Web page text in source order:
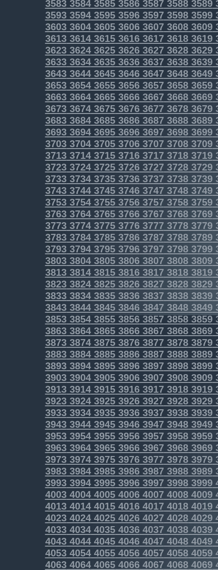
3583358435853586358735883589
3593359435953596359735983599
3603360436053606360736083609
3613361436153616361736183619
3623362436253626362736283629
3633363436353636363736383639
3643364436453646364736483649
3653365436553656365736583659
3663366436653666366736683669
3673367436753676367736783679
3683368436853686368736883689
3693369436953696369736983699
3703370437053706370737083709
3713371437153716371737183719
37233724372537263727 37283729
37333734373537363737 37383739
37433744374537463747 37483749
37533754375537563757 37583759
37633764376537663767 37683769
3773377437753776377737783779
37833784378537863787 37883789
37933794379537963797 37983799
38033804380538063807 38083809
38133814381538163817 38183819
38233824382538263827 38283829
38333834383538363837 38383839
38433844384538463847 38483849
3853385438553856385738583859
3863386438653866386738683869
3873387438753876387738783879
3883388438853886388738883889
3893389438953896389738983899
3903390439053906390739083909
3913391439153916391739183919
3923392439253926392739283929
3933393439353936393739383939
3943394439453946394739483949
3953395439553956395739583959
3963396439653966396739683969
3973397439753976397739783979
3983398439853986398739883989
3993399439953996399739983999
4003400440054006400740084009
40134014401540164017 40184019
4023402440254026402740284029
40334034403540364037 40384039
40434044404540464047 40484049
40534054405540564057 40584059
4063406440654066406740684069